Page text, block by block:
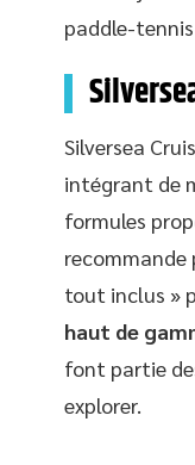
paddle-
Silversea
intégrant de
formules
tout inclus »
haut de
font partie
explorer.